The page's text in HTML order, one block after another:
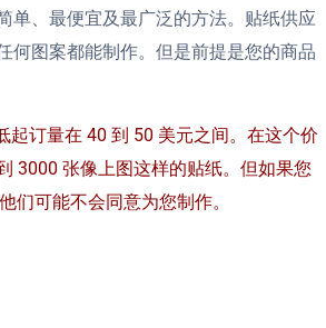
单、最便宜及最广泛的方法。贴纸供应
何图案都能制作。但是前提是您的商品
起订量在 40 到 50 美元之间。在这个价
3000 张像上图这样的贴纸。但如果您
们可能不会同意为您制作。